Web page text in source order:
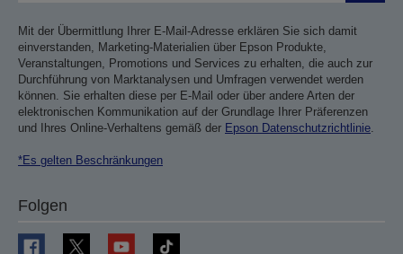
Mit der Übermittlung Ihrer E-Mail-Adresse erklären Sie sich damit
einverstanden, Marketing-Materialien über Epson Produkte,
Veranstaltungen, Promotions und Services zu erhalten, die auch zur
Durchführung von Marktanalysen und Umfragen verwendet werden
können. Sie erhalten diese per E-Mail oder über andere Arten der
elektronischen Kommunikation auf der Grundlage Ihrer Präferenzen
und Ihres Online-Verhaltens gemäß der Epson Datenschutzrichtlinie
*Es gelten Beschränkungen
Folgen